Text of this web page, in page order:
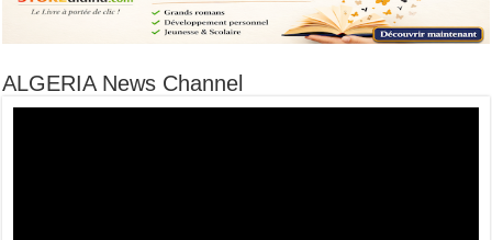
ALGERIA News Channel